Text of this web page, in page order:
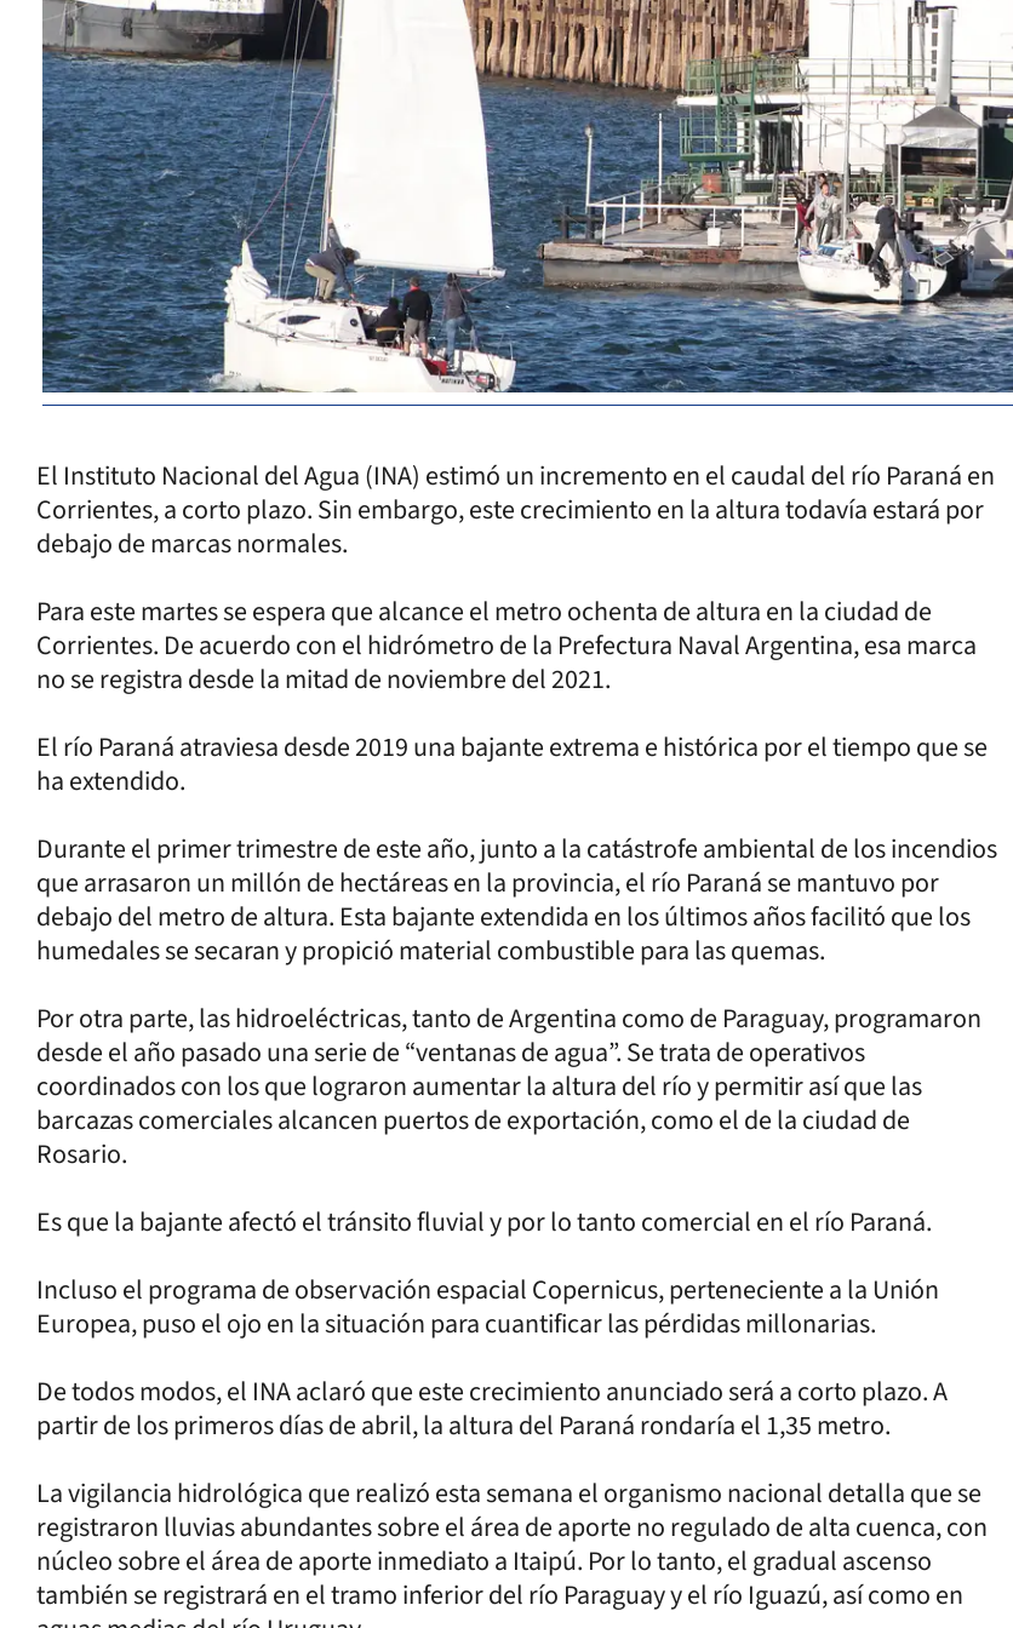
El Instituto Nacional del Agua (INA) estimó un incremento en el caudal del río Paraná en
Corrientes, a corto plazo. Sin embargo, este crecimiento en la altura todavía estará por
debajo de marcas normales.
Para este martes se espera que alcance el metro ochenta de altura en la ciudad de
Corrientes. De acuerdo con el hidrómetro de la Prefectura Naval Argentina, esa marca
no se registra desde la mitad de noviembre del 2021.
El río Paraná atraviesa desde 2019 una bajante extrema e histórica por el tiempo que se
ha extendido.
Durante el primer trimestre de este año, junto a la catástrofe ambiental de los incendios
que arrasaron un millón de hectáreas en la provincia, el río Paraná se mantuvo por
debajo del metro de altura. Esta bajante extendida en los últimos años facilitó que los
humedales se secaran y propició material combustible para las quemas.
Por otra parte, las hidroeléctricas, tanto de Argentina como de Paraguay, programaron
desde el año pasado una serie de “ventanas de agua”. Se trata de operativos
coordinados con los que lograron aumentar la altura del río y permitir así que las
barcazas comerciales alcancen puertos de exportación, como el de la ciudad de
Rosario.
Es que la bajante afectó el tránsito fluvial y por lo tanto comercial en el río Paraná.
Incluso el programa de observación espacial Copernicus, perteneciente a la Unión
Europea, puso el ojo en la situación para cuantificar las pérdidas millonarias.
De todos modos, el INA aclaró que este crecimiento anunciado será a corto plazo. A
partir de los primeros días de abril, la altura del Paraná rondaría el 1,35 metro.
La vigilancia hidrológica que realizó esta semana el organismo nacional detalla que se
registraron lluvias abundantes sobre el área de aporte no regulado de alta cuenca, con
núcleo sobre el área de aporte inmediato a Itaipú. Por lo tanto, el gradual ascenso
también se registrará en el tramo inferior del río Paraguay y el río Iguazú, así como en